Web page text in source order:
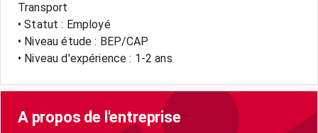
Transport
• Statut : Employé
• Niveau étude : BEP/CAP
• Niveau d'expérience : 1-2 ans
A propos de l'entreprise